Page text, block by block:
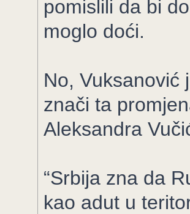
pomislili da bi
moglo doći.
No, Vuksanović
znači ta
Aleksandra
“Srbija zna da
kao adut u